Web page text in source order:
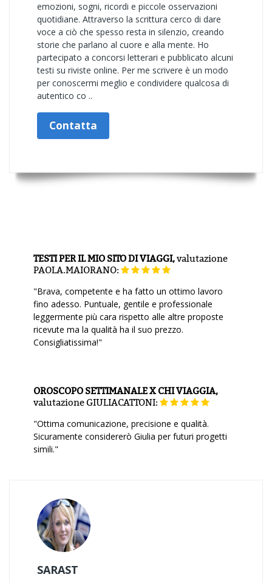
emozioni, sogni, ricordi e piccole osservazioni
quotidiane. Attraverso la scrittura cerco di dare
voce a ciò che spesso resta in silenzio, creando
storie che parlano al cuore e alla mente. Ho
partecipato a concorsi letterari e pubblicato alcuni
testi su riviste online. Per me scrivere è un modo
per conoscermi meglio e condividere qualcosa di
autentico co ..
Contatta
TESTI PER IL MIO SITO DI VIAGGI,valutazione
PAOLA.MAIORANO:
"Brava, competente e ha fatto un ottimo lavoro
fino adesso. Puntuale, gentile e professionale
leggermente più cara rispetto alle altre proposte
ricevute ma la qualità ha il suo prezzo.
Consigliatissima!"
OROSCOPO SETTIMANALE X CHI VIAGGIA,
valutazioneGIULIACATTONI:
"Ottima comunicazione, precisione e qualità.
Sicuramente considererò Giulia per futuri progetti
simili."
SARAST